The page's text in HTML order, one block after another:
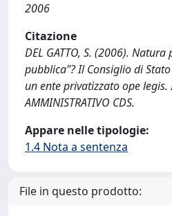
2006
Citazione
DEL GATTO, S. (2006).
pubblica"? Il Consiglio di
un ente privatizzato ope legis.
AMMINISTRATIVO CDS.
Appare nelle tipologie:
1.4 Nota a sentenza
File in questo prodotto: